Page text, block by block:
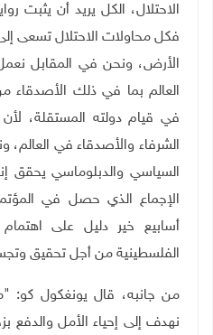
الاحتلال، الكل يريد أن يثبت
فكل محاولات الاحتلال تسعى
الأرض، ونحن في المقابل
العالم بما في ذلك الأصدقاء
في قيام دولته المستقلة،
الشرفاء والأصدقاء في العالم،
السياسي والدبلوماسي يحقق
الإجماع الذي حصل في
أسابيع خير دليل على اهتمام
الفلسطينية من أجل تحقيق
من جانبه، قال يونغكول كو:
نهدف إلى إحياء الأمل